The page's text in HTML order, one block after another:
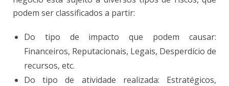
podem ser classificados a partir:
Do tipo de impacto que podem causar:
Financeiros, Reputacionais, Legais, Desperdício de
recursos, etc.
Do tipo de atividade realizada: Estratégicos,